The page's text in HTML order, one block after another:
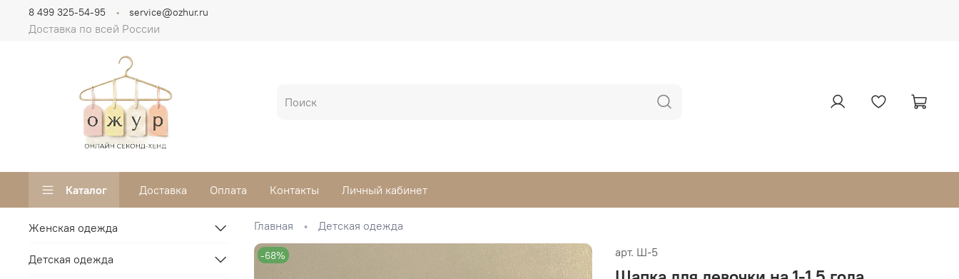
Доставка по всей России
8 499 325-54-95 service@ozhur.ru
Каталог Доставка Оплата Контакты Личный кабинет
Главная Детская одежда
-68% арт. Ш-5
Женская одежда
Детская одежда